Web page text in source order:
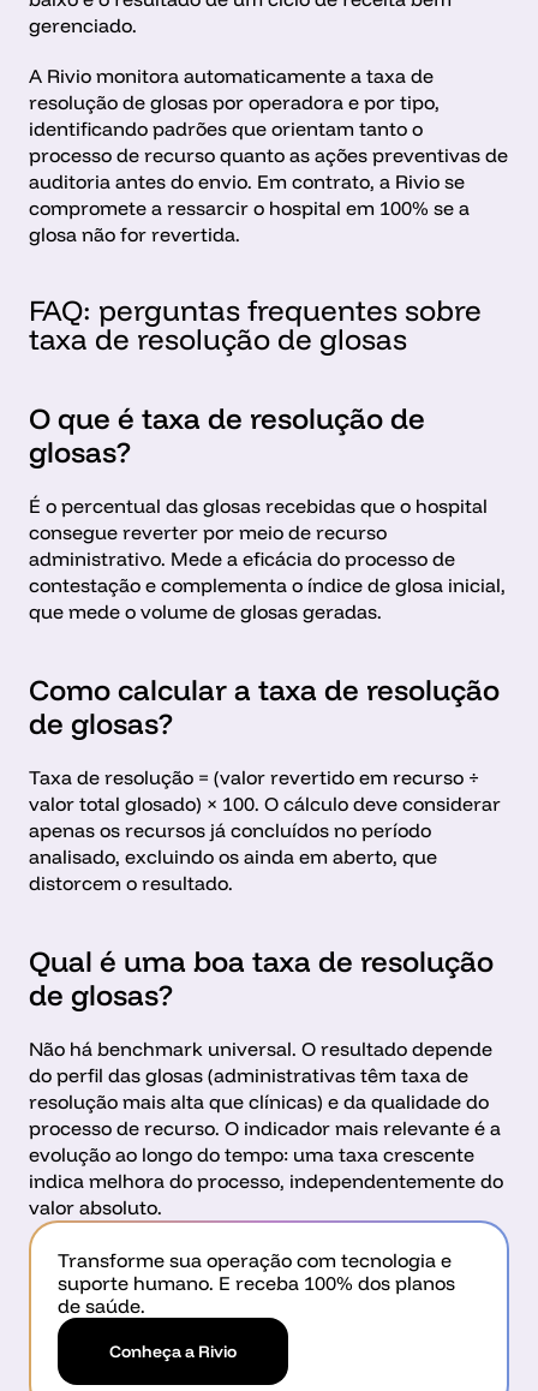
gerenciado.
A Rivio monitora automaticamente a taxa de
resolução de glosas por operadora e por tipo,
identificando padrões que orientam tanto o
processo de recurso quanto as ações preventivas de
auditoria antes do envio. Em contrato, a Rivio se
compromete a ressarcir o hospital em 100% se a
glosa não for revertida.
FAQ: perguntas frequentes sobre
taxa de resolução de glosas
O que é taxa de resolução de
glosas?
É o percentual das glosas recebidas que o hospital
consegue reverter por meio de recurso
administrativo. Mede a eficácia do processo de
contestação e complementa o índice de glosa inicial,
que mede o volume de glosas geradas.
Como calcular a taxa de resolução
de glosas?
Taxa de resolução = (valor revertido em recurso ÷
valor total glosado) × 100. O cálculo deve considerar
apenas os recursos já concluídos no período
analisado, excluindo os ainda em aberto, que
distorcem o resultado.
Qual é uma boa taxa de resolução
de glosas?
Não há benchmark universal. O resultado depende
do perfil das glosas (administrativas têm taxa de
resolução mais alta que clínicas) e da qualidade do
processo de recurso. O indicador mais relevante é a
evolução ao longo do tempo: uma taxa crescente
indica melhora do processo, independentemente do
valor absoluto.
Transforme sua operação com tecnologia e
suporte humano. E receba 100% dos planos
de saúde.
Conheça a Rivio